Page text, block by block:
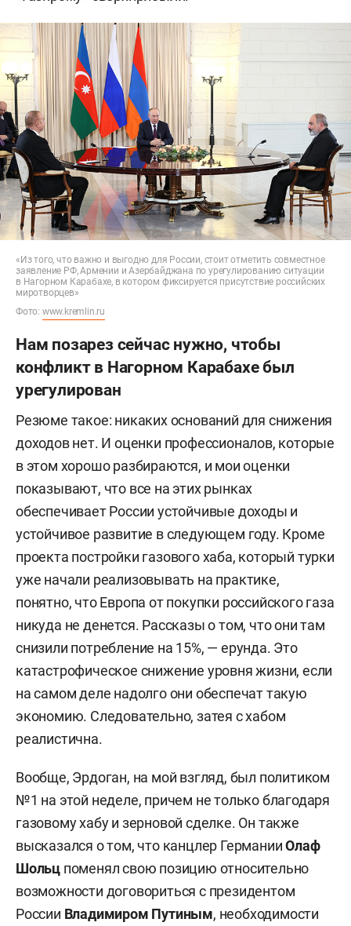
«Из того, что важно и выгодно для России, стоит отметить совместное
заявление РФ, Армении и Азербайджана по урегулированию ситуации
в Нагорном Карабахе, в котором фиксируется присутствие российских
миротворцев»
Фото: www.kremlin.ru
Нам позарез сейчас нужно, чтобы
конфликт в Нагорном Карабахе был
урегулирован
Резюме такое: никаких оснований для снижения
доходов нет. И оценки профессионалов, которые
в этом хорошо разбираются, и мои оценки
показывают, что все на этих рынках
обеспечивает России устойчивые доходы и
устойчивое развитие в следующем году. Кроме
проекта постройки газового хаба, который турки
уже начали реализовывать на практике,
понятно, что Европа от покупки российского газа
никуда не денется. Рассказы о том, что они там
снизили потребление на 15%, — ерунда. Это
катастрофическое снижение уровня жизни, если
на самом деле надолго они обеспечат такую
экономию. Следовательно, затея с хабом
реалистична.
Вообще, Эрдоган, на мой взгляд, был политиком
№1 на этой неделе, причем не только благодаря
газовому хабу и зерновой сделке. Он также
высказался о том, что канцлер ГерманииОлаф
Шольц поменял свою позицию относительно
возможности договориться с президентом
России Владимиром Путиным, необходимости